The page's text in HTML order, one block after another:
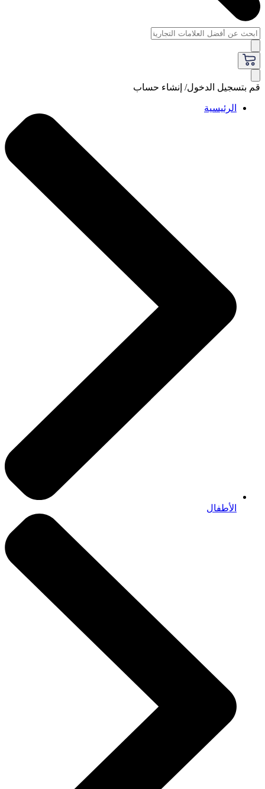
قم بتسجيل الدخول/ إنشاء حساب
الرئيسية
الأطفال